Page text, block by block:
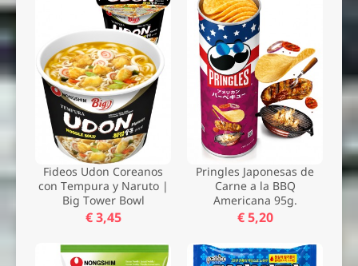
Fideos Udon Coreanos
con Tempura y Naruto |
Big Tower Bowl
€ 3,45
Pringles Japonesas de
Carne a la BBQ
Americana 95g.
€ 5,20
Nombre *
Email *
Comentario *
Enviar